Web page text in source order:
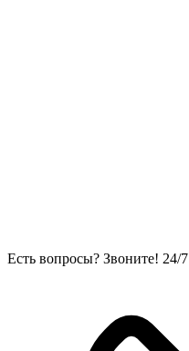
Есть вопросы? Звоните! 24/7